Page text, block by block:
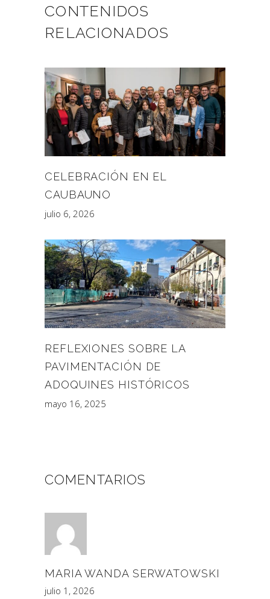
CONTENIDOS
RELACIONADOS
CELEBRACIÓN EN EL
CAUBAUNO
julio 6, 2026
REFLEXIONES SOBRE LA
PAVIMENTACIÓN DE
ADOQUINES HISTÓRICOS
mayo 16, 2025
COMENTARIOS
MARIA WANDA SERWATOWSKI
julio 1, 2026